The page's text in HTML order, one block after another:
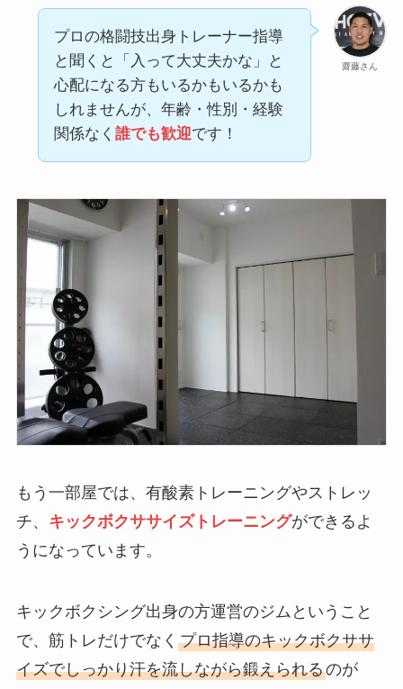
齋藤さん
プロの格闘技出身トレーナー指導
と聞くと「入って大丈夫かな」と
心配になる方もいるかもいるかも
しれませんが、年齢・性別・経験
関係なく 誰でも歓迎です！
もう一部屋では、有酸素トレーニングやストレッ
チ、 キックボクササイズトレーニングができるよ
うになっています。
キックボクシング出身の方運営のジムということ
で、筋トレだけでなく プロ指導のキックボクササ
イズでしっかり汗を流しながら鍛えられるのが